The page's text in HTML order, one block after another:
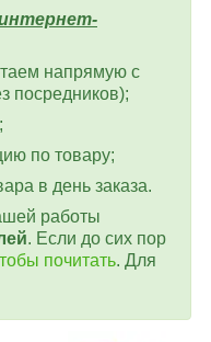
напрямую с
посредников);
по товару;
в день заказа.
работы
. Если до сих пор
почитать. Для